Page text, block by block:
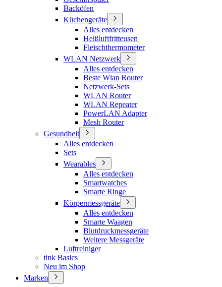
Backöfen
Küchengeräte
Alles entdecken
Heißluftfritteusen
Fleischthermometer
WLAN Netzwerk
Alles entdecken
Beste Wlan Router
Netzwerk-Sets
WLAN Router
WLAN Repeater
PowerLAN Adapter
Mesh Router
Gesundheit
Alles entdecken
Sets
Wearables
Alles entdecken
Smartwatches
Smarte Ringe
Körpermessgeräte
Alles entdecken
Smarte Waagen
Blutdruckmessgeräte
Weitere Messgeräte
Luftreiniger
tink Basics
Neu im Shop
Marken